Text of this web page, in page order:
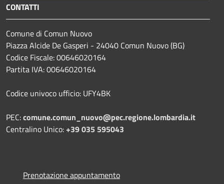
CONTATTI
Comune di Comun Nuovo
Piazza Alcide De Gasperi - 24040 Comun Nuovo (BG)
Codice Fiscale: 00646020164
Partita IVA: 00646020164
Codice univoco ufficio: UFY4BK
PEC:comune.comun_nuovo@pec.regione.lombardia.it
Centralino Unico:+39 035 595043
Prenotazione appuntamento